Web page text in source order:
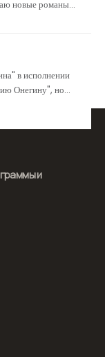
новые романы
отправляется в
в исполнении
Онегину", но
знакомых строф в
и